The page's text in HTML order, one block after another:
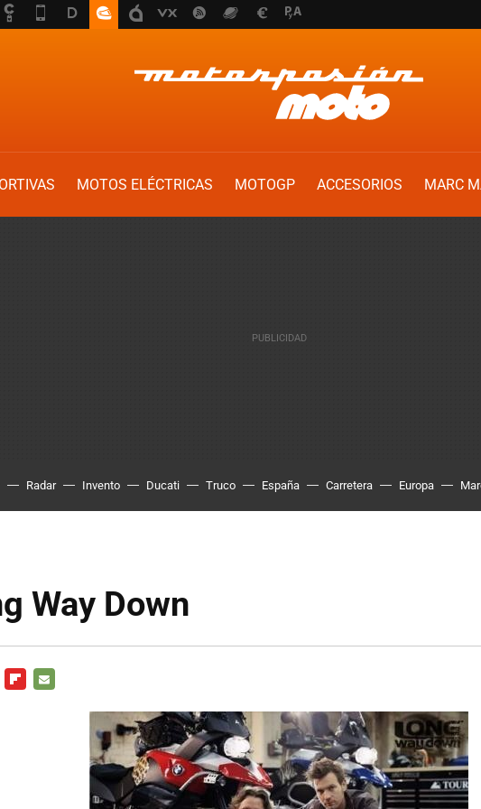
MOTOS ELÉCTRICAS MOTOGP ACCESORIOS
MARC
Radar Invento Ducati Truco España Carretera Europa
Way Down